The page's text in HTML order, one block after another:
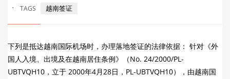
·
TAGS 越南签证
下列是抵达越南国际机场时，办理落地签证的法律依据： 针对《外
国人入境、出境及在越南居住条例》（No. 24/2000/PL-
UBTVQH10，立于 2000年4月28日，PL-UBTVQH10），由越南国